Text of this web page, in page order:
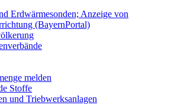
Erdwärmesonden; Anzeige von
(BayernPortal)
melden
Stoffe
und Triebwerksanlagen